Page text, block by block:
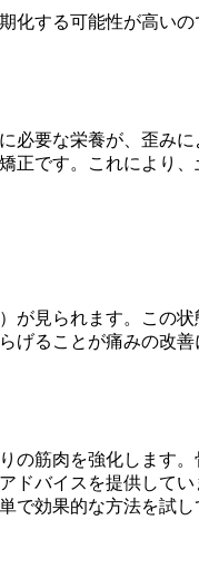
する可能性が高い
要な栄養が、歪み
です。これにより
見られます。この
ることが痛みの改
筋肉を強化します
バイスを提供して
効果的な方法を試し